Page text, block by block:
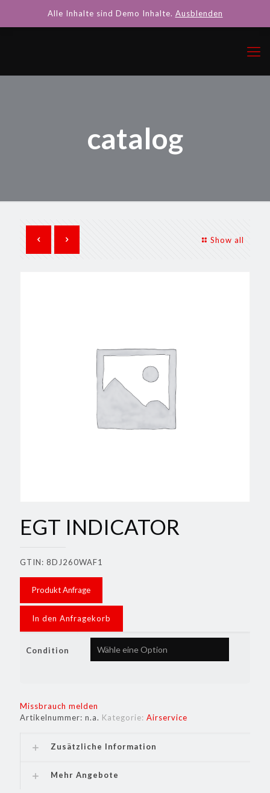
catalog
Show all
EGT INDICATOR
GTIN: 8DJ260WAF1
Produkt Anfrage
In den Anfragekorb
Condition
Missbrauch melden
Artikelnummer: n.a. Kategorie: Airservice
Zusätzliche Information
Mehr Angebote
Alle Inhalte sind Demo Inhalte. Ausblenden